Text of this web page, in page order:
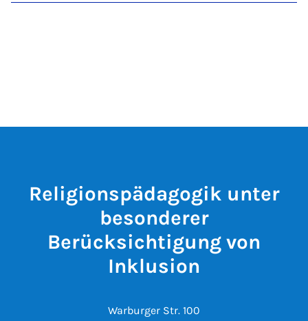
Religionspädagogik unter
besonderer
Berücksichtigung von
Inklusion
Warburger Str. 100